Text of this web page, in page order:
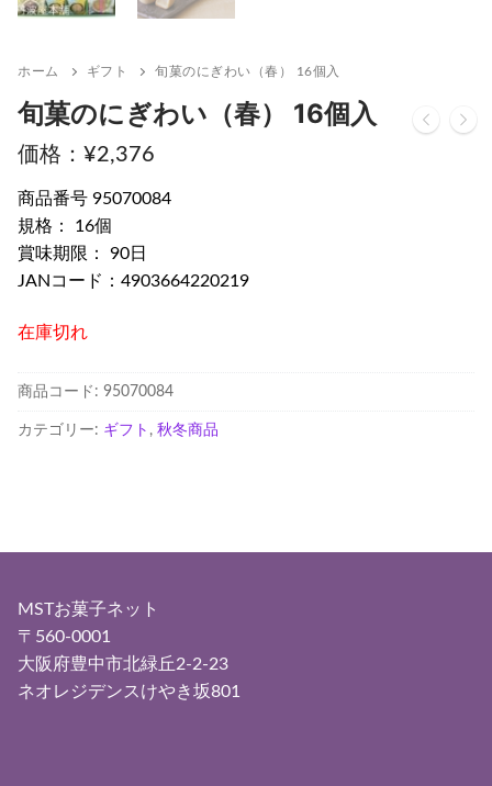
ホーム ギフト 旬菓のにぎわい（春） 16個入
旬菓のにぎわい（春） 16個入
¥2,376
商品番号 95070084
規格： 16個
賞味期限： 90日
JANコード：4903664220219
在庫切れ
商品コード: 95070084
カテゴリー: ギフト , 秋冬商品
MSTお菓子ネット
〒560-0001
大阪府豊中市北緑丘2-2-23
ネオレジデンスけやき坂801